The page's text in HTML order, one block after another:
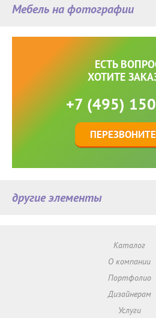
Мебель на фотографии
ЕСТЬ
ХОТИТЕ
+7 (495)
другие элементы
Каталог
О компании
Портфолио
Дизайнерам
Услуги